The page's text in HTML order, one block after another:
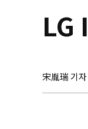
LG
宋胤瑞 기자